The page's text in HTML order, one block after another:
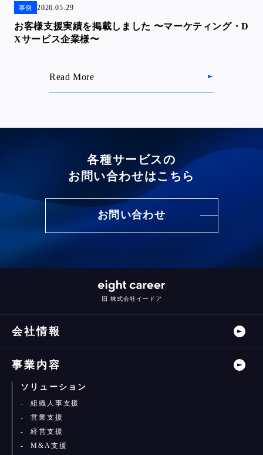
事例 2026.05.29
お客様支援実績を掲載しました 〜マーケティング・D
Xサービス企業様〜
Read More
各種サービスの
お問い合わせはこちら
お問い合わせ
旧 株式会社イードア
会社情報
事業内容
ソリューション
組織人事支援
営業支援
経営支援
M&A支援